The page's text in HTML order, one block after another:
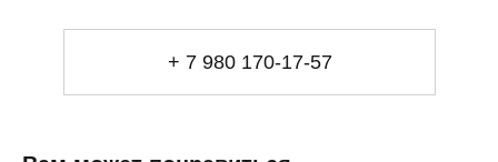
+ 7 980 170-17-57
Мебель
Декор
Купить за 100 000 ₽
Купить за 100 000 ₽